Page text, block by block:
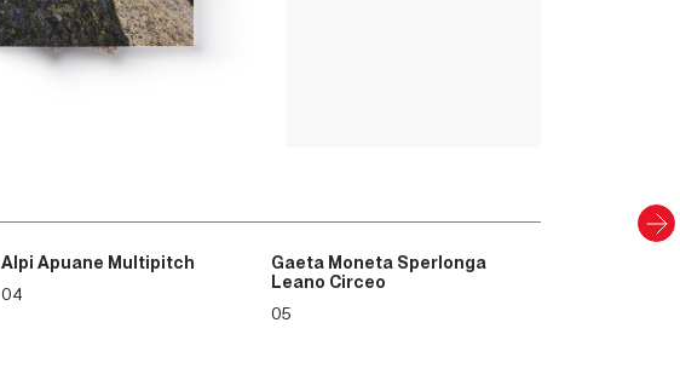
Alpi Apuane Multipitch
04
Gaeta Moneta Sperlonga
Leano Circeo
05